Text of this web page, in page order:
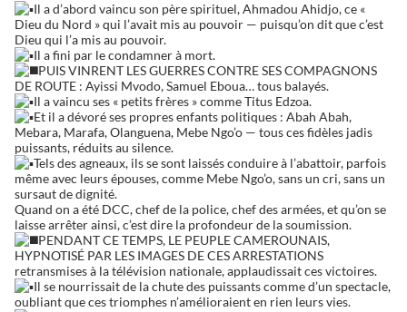
Il a d’abord vaincu son père spirituel, Ahmadou Ahidjo, ce «
Dieu du Nord » qui l’avait mis au pouvoir — puisqu’on dit que c’est
Dieu qui l’a mis au pouvoir.
Il a fini par le condamner à mort.
PUIS VINRENT LES GUERRES CONTRE SES COMPAGNONS
DE ROUTE : Ayissi Mvodo, Samuel Eboua… tous balayés.
Il a vaincu ses « petits frères » comme Titus Edzoa.
Et il a dévoré ses propres enfants politiques : Abah Abah,
Mebara, Marafa, Olanguena, Mebe Ngo’o — tous ces fidèles jadis
puissants, réduits au silence.
Tels des agneaux, ils se sont laissés conduire à l’abattoir, parfois
même avec leurs épouses, comme Mebe Ngo’o, sans un cri, sans un
sursaut de dignité.
Quand on a été DCC, chef de la police, chef des armées, et qu’on se
laisse arrêter ainsi, c’est dire la profondeur de la soumission.
PENDANT CE TEMPS, LE PEUPLE CAMEROUNAIS,
HYPNOTISÉ PAR LES IMAGES DE CES ARRESTATIONS
retransmises à la télévision nationale, applaudissait ces victoires.
Il se nourrissait de la chute des puissants comme d’un spectacle,
oubliant que ces triomphes n’amélioraient en rien leurs vies.